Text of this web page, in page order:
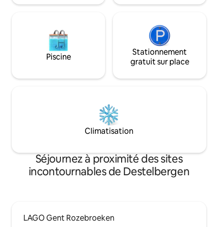
central,
Piscine
Stationnement
gratuit sur place
Climatisation
Séjournez à proximité des sites
incontournables de Destelbergen
LAGO Gent Rozebroeken